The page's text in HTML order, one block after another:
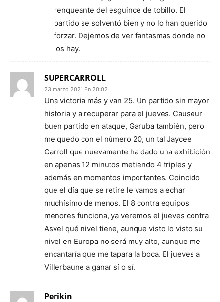
renqueante del esguince de tobillo. El
partido se solventó bien y no lo han querido
forzar. Dejemos de ver fantasmas donde no
los hay.
SUPERCARROLL
23 marzo 2021 En 20:02
Una victoria más y van 25. Un partido sin mayor
historia y a recuperar para el jueves. Causeur
buen partido en ataque, Garuba también, pero
me quedo con el número 20, un tal Jaycee
Carroll que nuevamente ha dado una exhibición
en apenas 12 minutos metiendo 4 triples y
además en momentos importantes. Coincido
que el día que se retire le vamos a echar
muchísimo de menos. El 8 contra equipos
menores funciona, ya veremos el jueves contra
Asvel qué nivel tiene, aunque visto lo visto su
nivel en Europa no será muy alto, aunque me
encantaría que me tapara la boca. El jueves a
Villerbaune a ganar sí o sí.
Perikin